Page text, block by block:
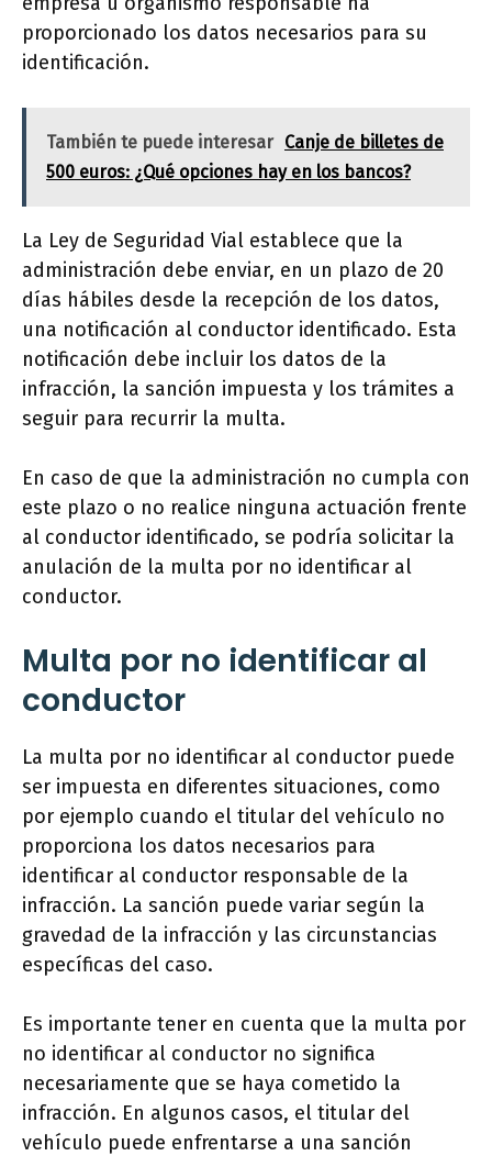
proporcionado los datos necesarios para su
identificación.
También te puede interesar Canje de billetes de
500 euros: ¿Qué opciones hay en los bancos?
La Ley de Seguridad Vial establece que la
administración debe enviar, en un plazo de 20
días hábiles desde la recepción de los datos,
una notificación al conductor identificado. Esta
notificación debe incluir los datos de la
infracción, la sanción impuesta y los trámites a
seguir para recurrir la multa.
En caso de que la administración no cumpla con
este plazo o no realice ninguna actuación frente
al conductor identificado, se podría solicitar la
anulación de la multa por no identificar al
conductor.
Multa por no identificar al
conductor
La multa por no identificar al conductor puede
ser impuesta en diferentes situaciones, como
por ejemplo cuando el titular del vehículo no
proporciona los datos necesarios para
identificar al conductor responsable de la
infracción. La sanción puede variar según la
gravedad de la infracción y las circunstancias
específicas del caso.
Es importante tener en cuenta que la multa por
no identificar al conductor no significa
necesariamente que se haya cometido la
infracción. En algunos casos, el titular del
vehículo puede enfrentarse a una sanción